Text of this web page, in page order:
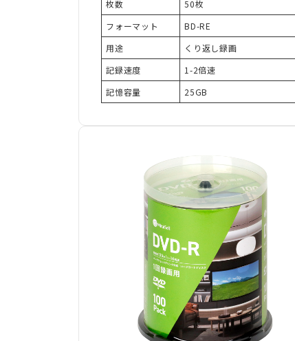
枚数
50枚
フォーマット
BD-RE
用途
くり返し録画
記録速度
1-2倍速
記憶容量
25GB